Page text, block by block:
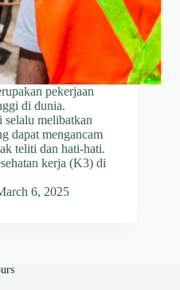
pekerjaan
di dunia.
selalu melibatkan
dapat mengancam
teliti dan hati-hati.
kerja (K3) di
6, 2025